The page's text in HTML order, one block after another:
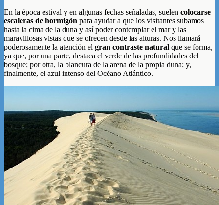
En la época estival y en algunas fechas señaladas, suelen colocarse
escaleras de hormigón para ayudar a que los visitantes subamos
hasta la cima de la duna y así poder contemplar el mar y las
maravillosas vistas que se ofrecen desde las alturas. Nos llamará
poderosamente la atención el gran contraste natural que se forma,
ya que, por una parte, destaca el verde de las profundidades del
bosque; por otra, la blancura de la arena de la propia duna; y,
finalmente, el azul intenso del Océano Atlántico.